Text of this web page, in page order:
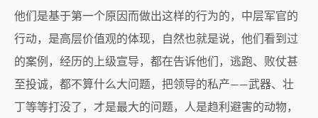
他们是基于第一个原因而做出这样的行为的，中层军官的
行动，是高层价值观的体现，自然也就是说，他们看到过
的案例，经历的上级宣导，都在告诉他们，逃跑、败仗甚
至投诚，都不算什么大问题，把领导的私产——武器、壮
丁等等打没了，才是最大的问题，人是趋利避害的动物，